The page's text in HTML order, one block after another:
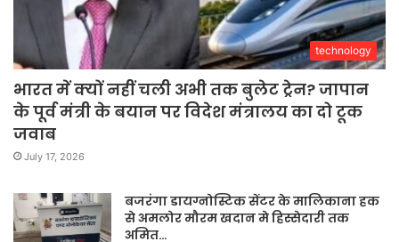
technology
भारत में क्यों नहीं चली अभी तक बुलेट ट्रेन? जापान
के पूर्व मंत्री के बयान पर विदेश मंत्रालय का दो टूक
जवाब
July 17, 2026
बजरंगा डायग्नोस्टिक सेंटर के मालिकाना हक
से अमलोर मौरम खदान मे हिस्सेदारी तक
अमित…